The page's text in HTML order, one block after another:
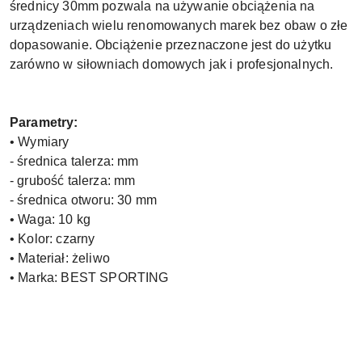
średnicy 30mm pozwala na używanie obciążenia na
urządzeniach wielu renomowanych marek bez obaw o złe
dopasowanie. Obciążenie przeznaczone jest do użytku
zarówno w siłowniach domowych jak i profesjonalnych.
Parametry:
• Wymiary
- średnica talerza: mm
- grubość talerza: mm
- średnica otworu: 30 mm
• Waga: 10 kg
• Kolor: czarny
• Materiał: żeliwo
• Marka: BEST SPORTING